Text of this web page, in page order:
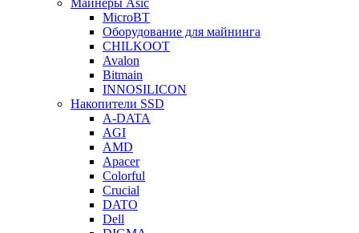
Майнеры Asic
MicroBT
Оборудование для майнинга
CHILKOOT
Avalon
Bitmain
INNOSILICON
Накопители SSD
A-DATA
AGI
AMD
Apacer
Colorful
Crucial
DATO
Dell